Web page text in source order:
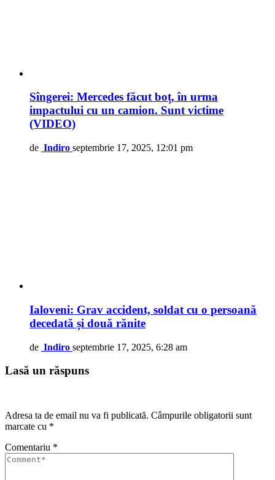
Sîngerei: Mercedes făcut boț, în urma
impactului cu un camion. Sunt victime
(VIDEO)
de Indiro septembrie 17, 2025, 12:01 pm
Ialoveni: Grav accident, soldat cu o persoană
decedată și două rănite
de Indiro septembrie 17, 2025, 6:28 am
Lasă un răspuns
Adresa ta de email nu va fi publicată. Câmpurile obligatorii sunt
marcate cu *
Comentariu *